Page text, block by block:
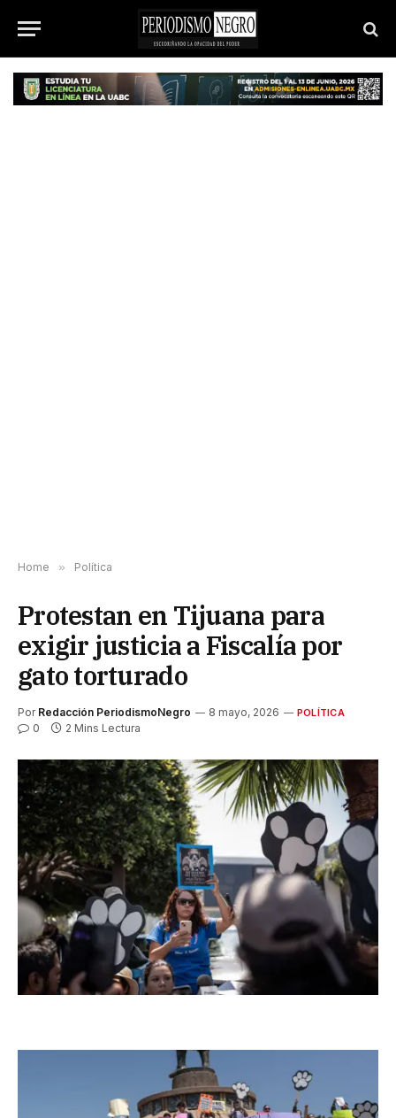
Home » Política
Protestan en Tijuana para
exigir justicia a Fiscalía por
gato torturado
Por Redacción PeriodismoNegro 8 mayo, 2026 POLÍTICA
0 2 Mins Lectura